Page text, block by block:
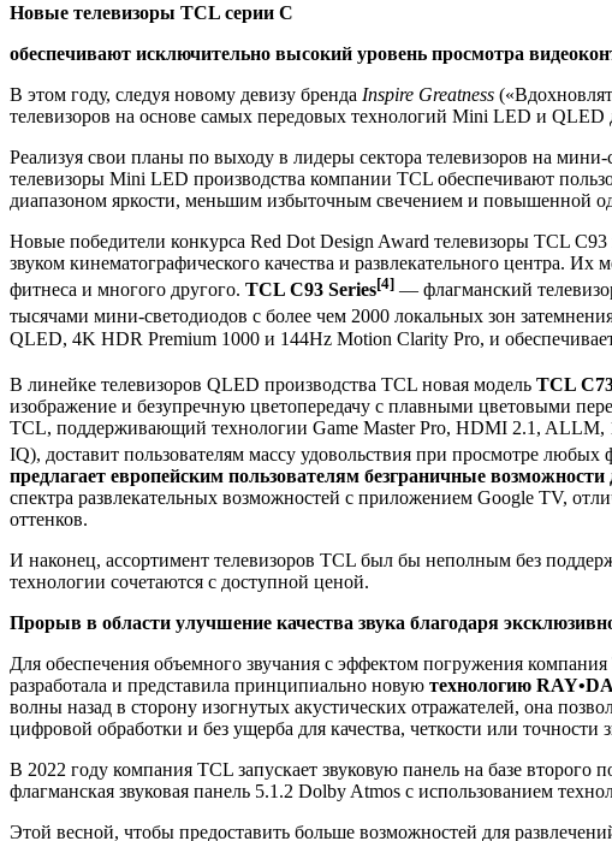
Новые телевизоры TCL серии C
обеспечивают исключительно высокий уровень просмотра
В этом году, следуя новому девизу бренда Inspire Greatness
телевизоров на основе самых передовых технологий Mini LED и
Реализуя свои планы по выходу в лидеры сектора телевизоров на
телевизоры Mini LED производства компании TCL обеспечивают
диапазоном яркости, меньшим избыточным свечением и повышенной
Новые победители конкурса Red Dot Design Award телевизоры TCL
звуком кинематографического качества и развлекательного центра.
фитнеса и многого другого. TCL C93 Series[4] — флагманский
тысячами мини-светодиодов с более чем 2000 локальных зон
QLED, 4K HDR Premium 1000 и 144Hz Motion Clarity Pro, и
В линейке телевизоров QLED производства TCL новая модель TCL
изображение и безупречную цветопередачу с плавными цветовыми
TCL, поддерживающий технологии Game Master Pro, HDMI 2.1,
IQ), доставит пользователям массу удовольствия при просмотре
предлагает европейским пользователям безграничные возможности
спектра развлекательных возможностей с приложением Google TV,
оттенков.
И наконец, ассортимент телевизоров TCL был бы неполным без
технологии сочетаются с доступной ценой.
Прорыв в области улучшение качества звука благодаря
Для обеспечения объемного звучания с эффектом погружения
разработала и представила принципиально новую технологию
волны назад в сторону изогнутых акустических отражателей, она
цифровой обработки и без ущерба для качества, четкости или точности
В 2022 году компания TCL запускает звуковую панель на базе
флагманская звуковая панель 5.1.2 Dolby Atmos с использованием
Этой весной, чтобы предоставить больше возможностей для